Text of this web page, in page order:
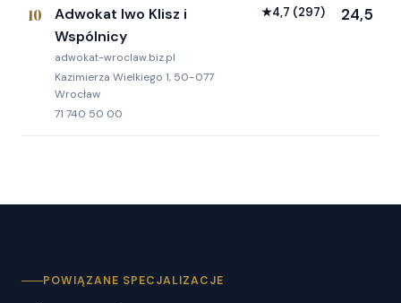
10
Adwokat Iwo Klisz i
Wspólnicy
adwokat-wroclaw.biz.pl
Kazimierza Wielkiego 1, 50-077
Wrocław
71 740 50 00
★4,7 (297) 24,5
POWIĄZANE SPECJALIZACJE